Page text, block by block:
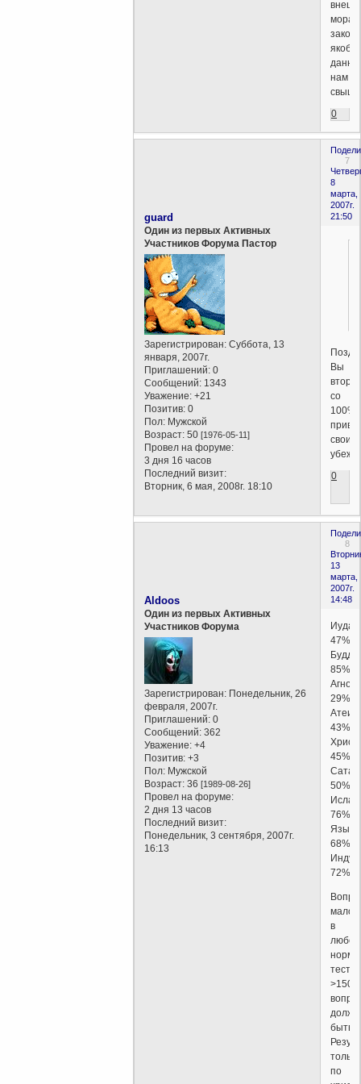
якобы
нам
0
7
8
марта,
2007г.
21:50
guard
Один из первых Активных
Участников Форума Пастор
Зарегистрирован: Суббота, 13
января, 2007г.
Приглашений: 0
Сообщений: 1343
Уважение: +21
Позитив: 0
Пол: Мужской
Возраст: 50[1976-05-11]
Провел на форуме:
3 дня 16 часов
Последний визит:
Вторник, 6 мая, 2008г. 18:10
Вы
со
100%
своим
0
8
13
марта,
2007г.
14:48
Aldoos
Один из первых Активных
Участников Форума
Зарегистрирован: Понедельник, 26
февраля, 2007г.
Приглашений: 0
Сообщений: 362
Уважение: +4
Позитив: +3
Пол: Мужской
Возраст: 36[1989-08-26]
Провел на форуме:
2 дня 13 часов
Последний визит:
Понедельник, 3 сентября, 2007г.
16:13
47%
85%
29%
43%
45%
50%
76%
68%
72%
в
любом
тесте
>150
быть.
только
по